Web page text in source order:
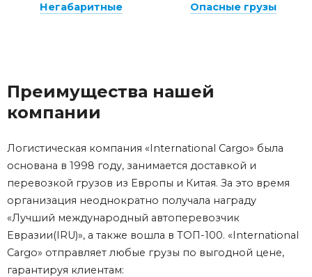
Преимущества нашей
компании
Логистическая компания «International Cargo» была
основана в 1998 году, занимается доставкой и
перевозкой грузов из Европы и Китая. За это время
организация неоднократно получала награду
«Лучший международный автоперевозчик
Евразии(IRU)», а также вошла в ТОП-100. «International
Cargo» отправляет любые грузы по выгодной цене,
гарантируя клиентам:
Негабаритные Опасные грузы